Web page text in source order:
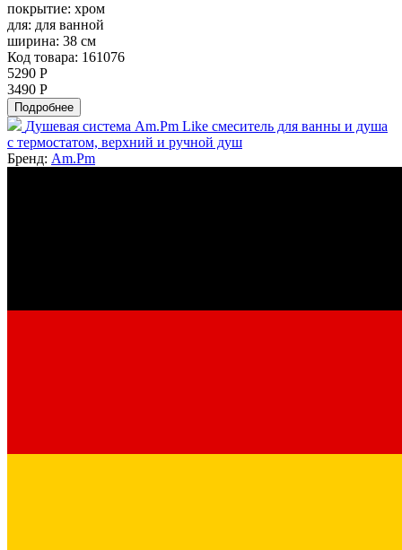
покрытие: хром
для: для ванной
ширина: 38 см
Код товара: 161076
5290 Р
3490 Р
Подробнее
Душевая система Am.Pm Like смеситель для ванны и душа
с термостатом, верхний и ручной душ
Бренд: Am.Pm